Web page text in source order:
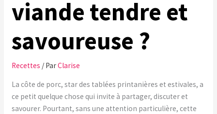
viande tendre et
savoureuse ?
Recettes / ParClarise
La côte de porc, star des tablées printanières et estivales, a
ce petit quelque chose qui invite à partager, discuter et
savourer. Pourtant, sans une attention particulière, cette